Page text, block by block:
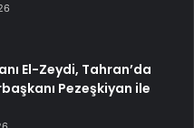
El-Zeydi, Tahran’da
Pezeşkiyan ile